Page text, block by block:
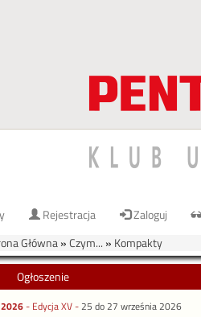
Rejestracja Zaloguj
Główna»Czym... » Kompakty
Ogłoszenie
2026- Edycja XV -25 do 27 września 2026